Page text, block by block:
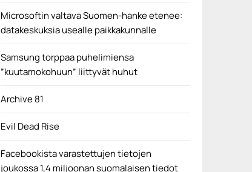
Microsoftin valtava Suomen-hanke etenee:
datakeskuksia usealle paikkakunnalle
Samsung torppaa puhelimiensa
”kuutamokohuun” liittyvät huhut
Archive 81
Evil Dead Rise
Facebookista varastettujen tietojen
joukossa 1,4 miljoonan suomalaisen tiedot